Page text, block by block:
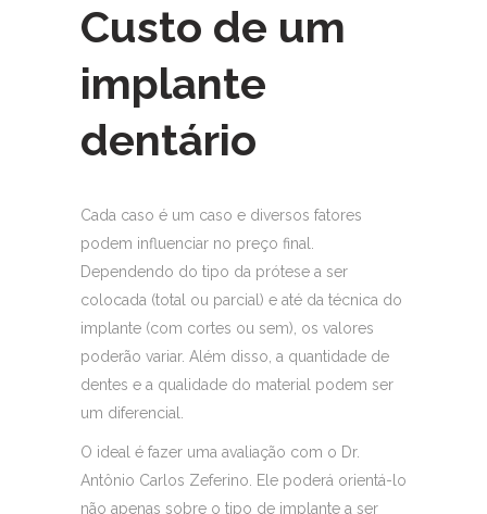
Custo de um
implante
dentário
Cada caso é um caso e diversos fatores
podem influenciar no preço final.
Dependendo do tipo da prótese a ser
colocada (total ou parcial) e até da técnica do
implante (com cortes ou sem), os valores
poderão variar. Além disso, a quantidade de
dentes e a qualidade do material podem ser
um diferencial.
O ideal é fazer uma avaliação com o Dr.
Antônio Carlos Zeferino. Ele poderá orientá-lo
não apenas sobre o tipo de implante a ser